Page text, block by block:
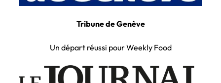
Tribune de Genève
Un départ réussi pour Weekly Food